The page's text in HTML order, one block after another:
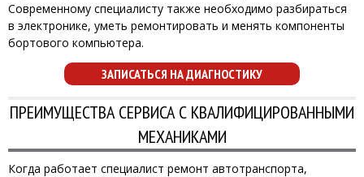
Современному специалисту также необходимо разбираться
в электронике, уметь ремонтировать и менять компоненты
бортового компьютера.
ЗАПИСАТЬСЯ НА ДИАГНОСТИКУ
ПРЕИМУЩЕСТВА СЕРВИСА С КВАЛИФИЦИРОВАННЫМИ
МЕХАНИКАМИ
Когда работает специалист ремонт автотранспорта,